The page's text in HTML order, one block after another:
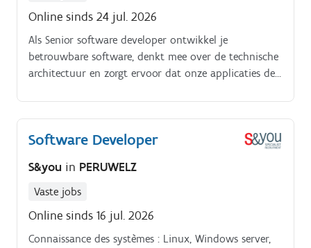
Online sinds 24 jul. 2026
Als Senior software developer ontwikkel je
betrouwbare software, denkt mee over de technische
architectuur en zorgt ervoor dat onze applicaties de
ondersteunen Je bent verantwoordelijk voor:. Het.
Software Developer
S&you in PERUWELZ
Vaste jobs
Online sinds 16 jul. 2026
Connaissance des systèmes : Linux, Windows server,